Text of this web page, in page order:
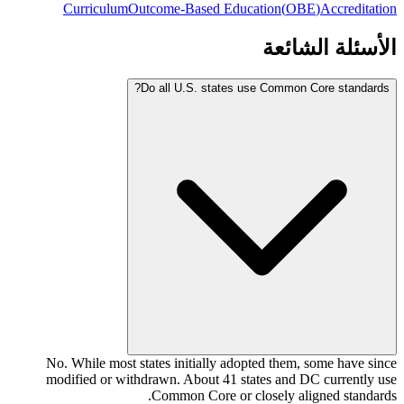
CurriculumOutcome-Based Education(OBE)Accreditation
الأسئلة الشائعة
Do all U.S. states use Common Core standards?
No. While most states initially adopted them, some have since
modified or withdrawn. About 41 states and DC currently use
Common Core or closely aligned standards.